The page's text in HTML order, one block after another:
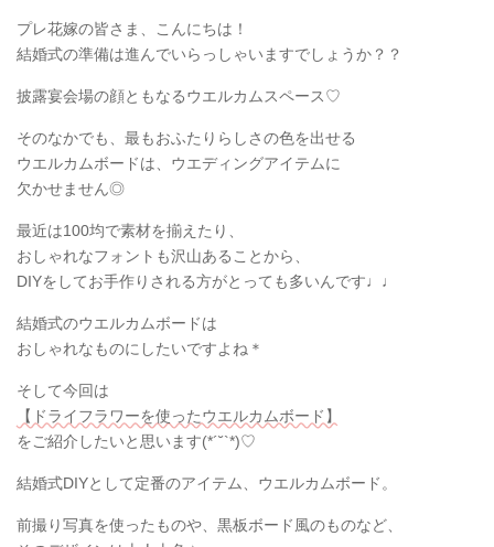
プレ花嫁の皆さま、こんにちは！
結婚式の準備は進んでいらっしゃいますでしょうか？？
披露宴会場の顔ともなるウエルカムスペース♡
そのなかでも、最もおふたりらしさの色を出せる
ウエルカムボードは、ウエディングアイテムに
欠かせません◎
最近は100均で素材を揃えたり、
おしゃれなフォントも沢山あることから、
DIYをしてお手作りされる方がとっても多いんです♩♩
結婚式のウエルカムボードは
おしゃれなものにしたいですよね＊
そして今回は
【ドライフラワーを使ったウエルカムボード】
をご紹介したいと思います(*´˘`*)♡
結婚式DIYとして定番のアイテム、ウエルカムボード。
前撮り写真を使ったものや、黒板ボード風のものなど、